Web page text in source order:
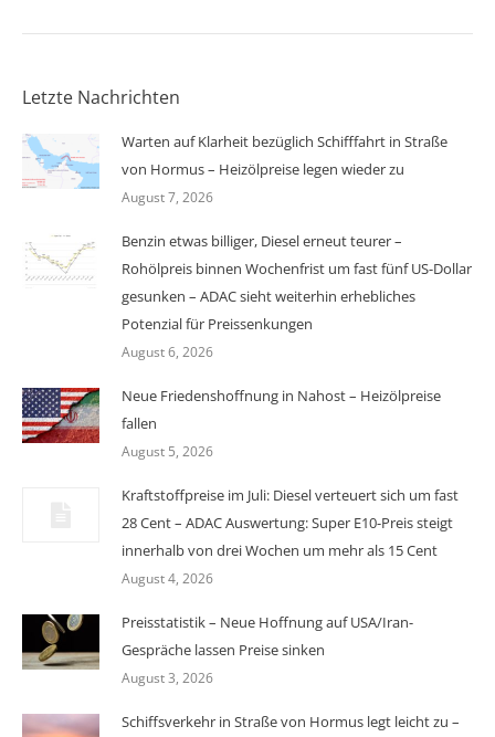
Letzte Nachrichten
Warten auf Klarheit bezüglich Schifffahrt in Straße
von Hormus – Heizölpreise legen wieder zu
August 7, 2026
Benzin etwas billiger, Diesel erneut teurer –
Rohölpreis binnen Wochenfrist um fast fünf US-Dollar
gesunken – ADAC sieht weiterhin erhebliches
Potenzial für Preissenkungen
August 6, 2026
Neue Friedenshoffnung in Nahost – Heizölpreise
fallen
August 5, 2026
Kraftstoffpreise im Juli: Diesel verteuert sich um fast
28 Cent – ADAC Auswertung: Super E10-Preis steigt
innerhalb von drei Wochen um mehr als 15 Cent
August 4, 2026
Preisstatistik – Neue Hoffnung auf USA/Iran-
Gespräche lassen Preise sinken
August 3, 2026
Schiffsverkehr in Straße von Hormus legt leicht zu –